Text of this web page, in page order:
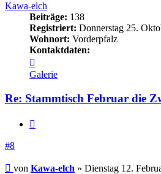
Kawa-elch
Beiträge: 138
Registriert: Donnerstag 25.
Wohnort: Vorderpfalz
Kontaktdaten:
von
Kawa-
Galerie
Re: Stammtisch Februar die
#8
Beitrag
von Kawa-elch » Dienstag 12.